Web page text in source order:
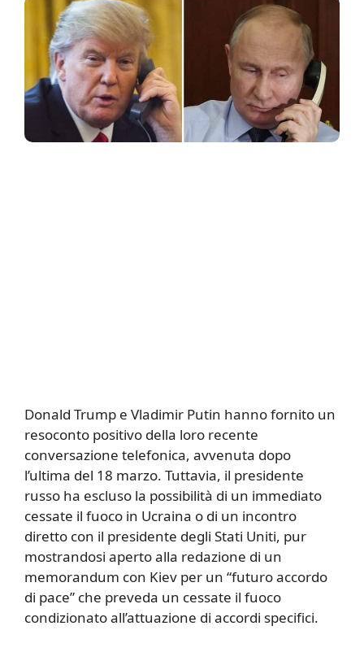
Donald Trump e Vladimir Putin hanno fornito un
resoconto positivo della loro recente
conversazione telefonica, avvenuta dopo
l’ultima del 18 marzo. Tuttavia, il presidente
russo ha escluso la possibilità di un immediato
cessate il fuoco in Ucraina o di un incontro
diretto con il presidente degli Stati Uniti, pur
mostrandosi aperto alla redazione di un
memorandum con Kiev per un “futuro accordo
di pace” che preveda un cessate il fuoco
condizionato all’attuazione di accordi specifici.